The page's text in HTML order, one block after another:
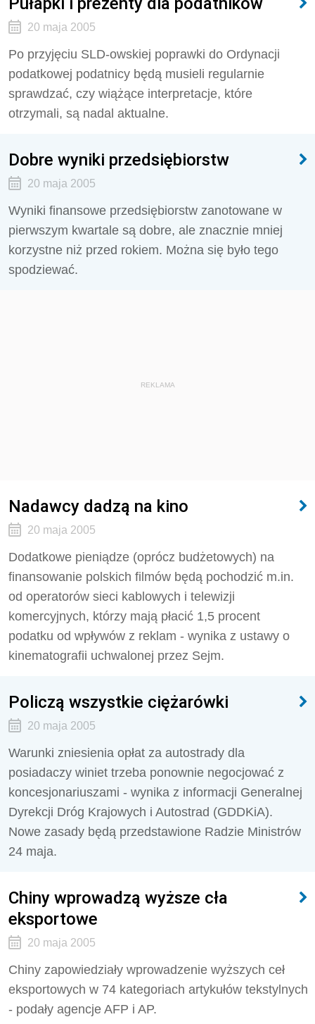
20 maja 2005
Po przyjęciu SLD-owskiej poprawki do Ordynacji
podatkowej podatnicy będą musieli regularnie
sprawdzać, czy wiążące interpretacje, które
otrzymali, są nadal aktualne.
Dobre wyniki przedsiębiorstw
20 maja 2005
Wyniki finansowe przedsiębiorstw zanotowane w
pierwszym kwartale są dobre, ale znacznie mniej
korzystne niż przed rokiem. Można się było tego
spodziewać.
REKLAMA
Nadawcy dadzą na kino
20 maja 2005
Dodatkowe pieniądze (oprócz budżetowych) na
finansowanie polskich filmów będą pochodzić m.in.
od operatorów sieci kablowych i telewizji
komercyjnych, którzy mają płacić 1,5 procent
podatku od wpływów z reklam - wynika z ustawy o
kinematografii uchwalonej przez Sejm.
Policzą wszystkie ciężarówki
20 maja 2005
Warunki zniesienia opłat za autostrady dla
posiadaczy winiet trzeba ponownie negocjować z
koncesjonariuszami - wynika z informacji Generalnej
Dyrekcji Dróg Krajowych i Autostrad (GDDKiA).
Nowe zasady będą przedstawione Radzie Ministrów
24 maja.
Chiny wprowadzą wyższe cła
eksportowe
20 maja 2005
Chiny zapowiedziały wprowadzenie wyższych ceł
eksportowych w 74 kategoriach artykułów tekstylnych
- podały agencje AFP i AP.